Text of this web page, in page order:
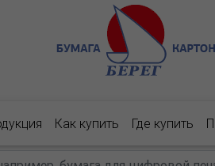
Как купить Где купить